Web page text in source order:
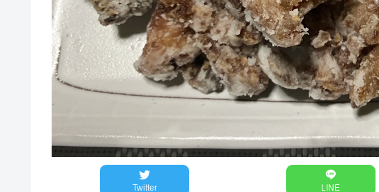
Twitter LINE